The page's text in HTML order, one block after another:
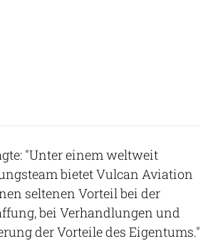
"Unter einem weltweit
bietet Vulcan Aviation
seltenen Vorteil bei der
bei Verhandlungen und
der Vorteile des Eigentums."